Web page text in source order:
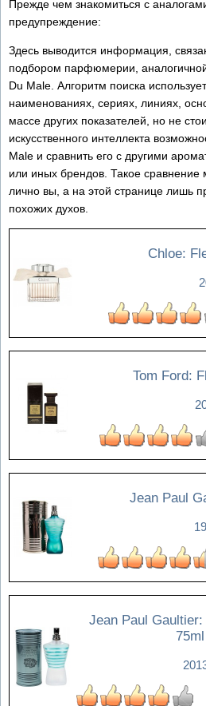
Прежде чем знакомиться с
предупреждение:
Здесь выводится информация,
подбором парфюмерии,
Du Male. Алгоритм поиска
наименованиях, сериях, линиях,
массе других показателей, но не
искусственного интеллекта
Male и сравнить его с другими
или иных брендов. Такое сравнение
лично вы, а на этой странице лишь
похожих духов.
Chloe:
Tom Ford:
Jean Paul
Jean Paul